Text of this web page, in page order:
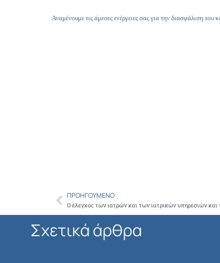
Αναμένουμε τις άμεσες ενέργειες σας για την διασφάλιση του
Prev
ΠΡΟΗΓΟΎΜΕΝΟ
Σχετικά άρθρα